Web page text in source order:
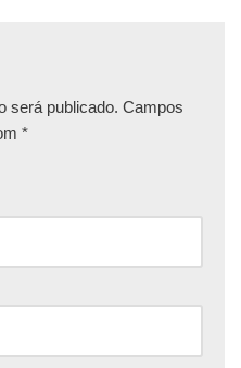
será publicado. Campos
*